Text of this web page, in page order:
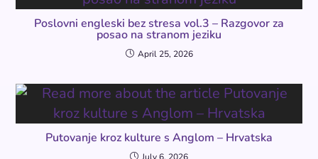
Poslovni engleski bez stresa vol.3 – Razgovor za
posao na stranom jeziku
April 25, 2026
Putovanje kroz kulture s Anglom – Hrvatska
July 6, 2026